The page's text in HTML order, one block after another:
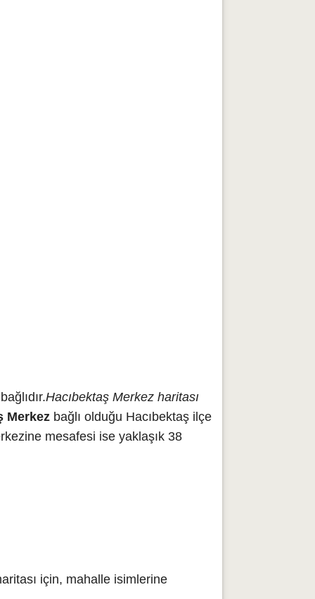
Hacıbektaş Merkez haritası
Merkez bağlı olduğu Hacıbektaş ilçe
mesafesi ise yaklaşık 38
için, mahalle isimlerine